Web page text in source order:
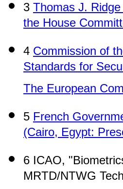
3 Thomas J.
the House
4 Commission of
Standards for
The European
5 French
(Cairo, Egypt:
6 ICAO,
MRTD/NTWG